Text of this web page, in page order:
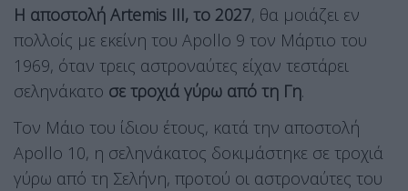
Η αποστολή Artemis III, το 2027, θα μοιάζει εν
πολλοίς με εκείνη του Apollo 9 τον Μάρτιο του
1969, όταν τρεις αστροναύτες είχαν τεστάρει
σεληνάκατο σε τροχιά γύρω από τη Γη.
Τον Μάιο του ίδιου έτους, κατά την αποστολή
Apollo 10, η σεληνάκατος δοκιμάστηκε σε τροχιά
γύρω από τη Σελήνη, προτού οι αστροναύτες του